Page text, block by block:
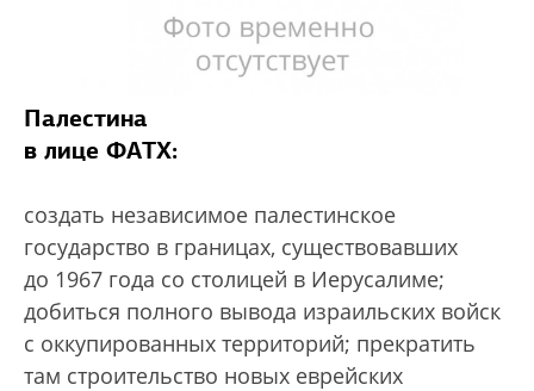
Палестина
в лице ФАТХ:
создать независимое палестинское
государство в границах, существовавших
до 1967 года со столицей в Иерусалиме;
добиться полного вывода израильских войск
с оккупированных территорий; прекратить
там строительство новых еврейских